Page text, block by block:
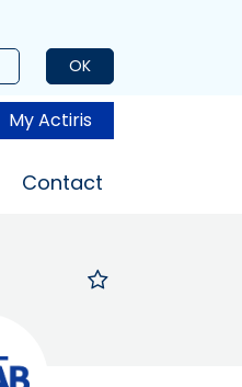
OK
My Actiris
Contact